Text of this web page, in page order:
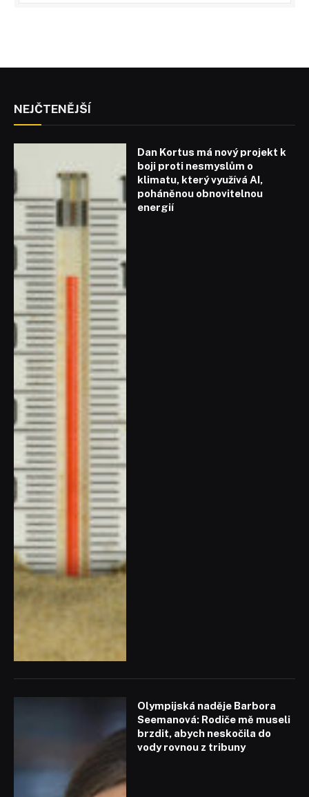
NEJČTENĚJŠÍ
Dan Kortus má nový projekt k
boji proti nesmyslům o
klimatu, který využívá AI,
poháněnou obnovitelnou
energií
Olympijská naděje Barbora
Seemanová: Rodiče mě museli
brzdit, abych neskočila do
vody rovnou z tribuny